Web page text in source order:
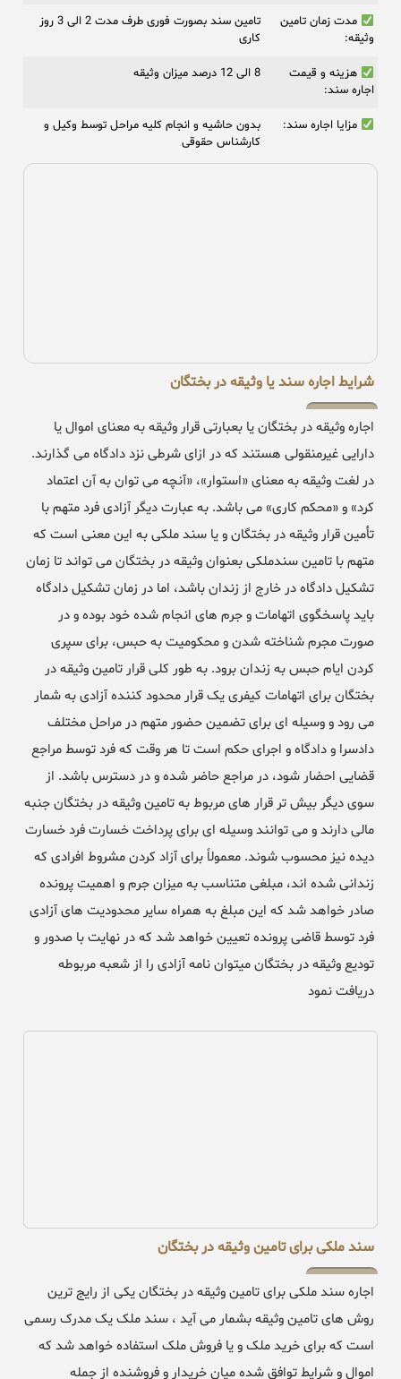
مدت زمان تامین
وثیقه:
تامین سند بصورت فوری طرف مدت 2 الی 3 روز
کاری
هزینه و قیمت
اجاره سند:
8 الی 12 درصد میزان وثیقه
مزایا اجاره سند:
بدون حاشیه و انجام کلیه مراحل توسط وکیل و
کارشناس حقوقی
شرایط اجاره سند یا وثیقه در بختگان
اجاره وثیقه در بختگان یا بعبارتی قرار وثیقه به معنای اموال یا
دارایی غیرمنقولی هستند که در ازای شرطی نزد دادگاه می گذارند.
در لغت وثیقه به معنای «استوار»، «آنچه می توان به آن اعتماد
کرد» و «محکم کاری» می باشد. به عبارت دیگر آزادی فرد متهم با
تأمین قرار وثیقه در بختگان و یا سند ملکی به این معنی است که
متهم با تامین سندملکی بعنوان وثیقه در بختگان می تواند تا زمان
تشکیل دادگاه در خارج از زندان باشد، اما در زمان تشکیل دادگاه
باید پاسخگوی اتهامات و جرم های انجام شده خود بوده و در
صورت مجرم شناخته شدن و محکومیت به حبس، برای سپری
کردن ایام حبس به زندان برود. به طور کلی قرار تامین وثیقه در
بختگان برای اتهامات کیفری یک قرار محدود کننده آزادی به شمار
می رود و وسیله ای برای تضمین حضور متهم در مراحل مختلف
دادسرا و دادگاه و اجرای حکم است تا هر وقت که فرد توسط مراجع
قضایی احضار شود، در مراجع حاضر شده و در دسترس باشد. از
سوی دیگر بیش تر قرار های مربوط به تامین وثیقه در بختگان جنبه
مالی دارند و می توانند وسیله ای برای پرداخت خسارت فرد خسارت
دیده نیز محسوب شوند. معمولاً برای آزاد کردن مشروط افرادی که
زندانی شده اند، مبلغی متناسب به میزان جرم و اهمیت پرونده
صادر خواهد شد که این مبلغ به همراه سایر محدودیت های آزادی
فرد توسط قاضی پرونده تعیین خواهد شد که در نهایت با صدور و
تودیع وثیقه در بختگان میتوان نامه آزادی را از شعبه مربوطه
دریافت نمود
سند ملکی برای تامین وثیقه در بختگان
اجاره سند ملکی برای تامین وثیقه در بختگان یکی از رایج ترین
روش های تامین وثیقه بشمار می آید ، سند ملک یک مدرک رسمی
است که برای خرید ملک و یا فروش ملک استفاده خواهد شد که
اموال و شرایط توافق شده میان خریدار و فروشنده از جمله